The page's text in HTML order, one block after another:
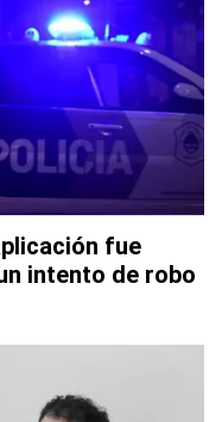
fue
intento de robo